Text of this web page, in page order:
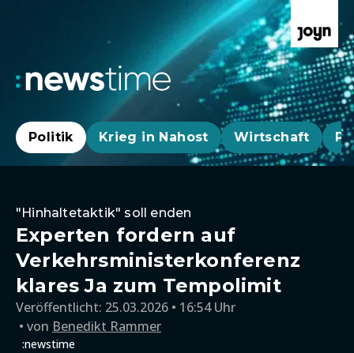
Politik Krieg in Nahost Wirtschaft
"Hinhaltetaktik" soll enden
Experten fordern auf
Verkehrsministerkonferenz
klares Ja zum Tempolimit
Veröffentlicht: 25.03.2026 • 16:54 Uhr
von Benedikt Rammer
:newstime